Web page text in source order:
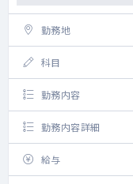
勤務地
科目
勤務内容
勤務内容詳細
給与